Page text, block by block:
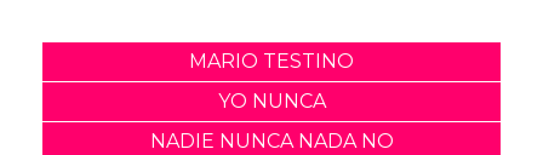
MARIO TESTINO
YO NUNCA
NADIE NUNCA NADA NO